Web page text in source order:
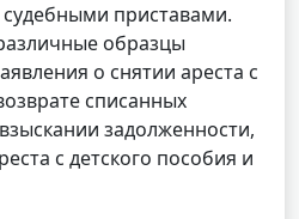
приставами.
образцы
о снятии ареста с
списанных
задолженности,
с детского пособия и